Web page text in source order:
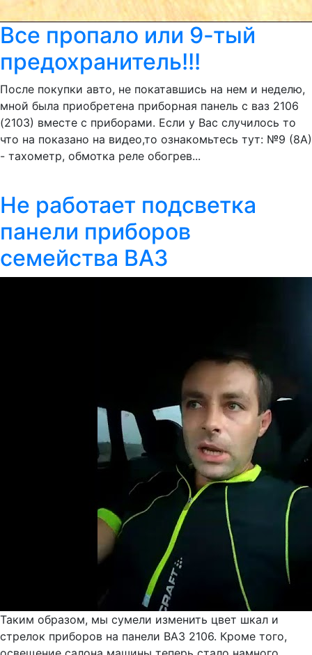
Все пропало или 9-тый
предохранитель!!!
После покупки авто, не покатавшись на нем и неделю,
мной была приобретена приборная панель с ваз 2106
(2103) вместе с приборами. Если у Вас случилось то
что на показано на видео,то ознакомьтесь тут: №9 (8А)
- тахометр, обмотка реле обогрев...
Не работает подсветка
панели приборов
семейства ВАЗ
Таким образом, мы сумели изменить цвет шкал и
стрелок приборов на панели ВАЗ 2106. Кроме того,